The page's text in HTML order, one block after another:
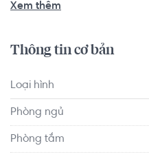
1.6 km... Tọa lạc tại vị trí
Bệnh viện Quốc Tế Mỹ -
BSCK2 LÊ HỒNG HÀ...
Xem thêm
Thông tin cơ bản
Loại hình
Phòng ngủ
Phòng tắm